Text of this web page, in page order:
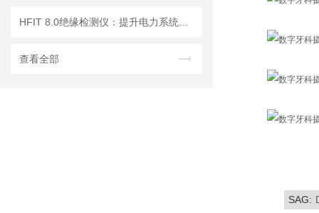
查看全部
SAG: